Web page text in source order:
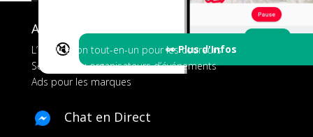
🔇 👀 Plus d'Infos
A propos de FMS
L’application tout-en-un pour les coureurs
Services aux organisateurs d’événements
Ads pour les marques
Chat en Direct